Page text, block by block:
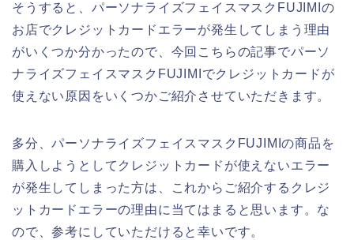
そうすると、パーソナライズフェイスマスクFUJIMIの
お店でクレジットカードエラーが発生してしまう理由
がいくつか分かったので、今回こちらの記事でパーソ
ナライズフェイスマスクFUJIMIでクレジットカードが
使えない原因をいくつかご紹介させていただきます。
多分、パーソナライズフェイスマスクFUJIMIの商品を
購入しようとしてクレジットカードが使えないエラー
が発生してしまった方は、これからご紹介するクレジ
ットカードエラーの理由に当てはまると思います。な
ので、参考にしていただけると幸いです。